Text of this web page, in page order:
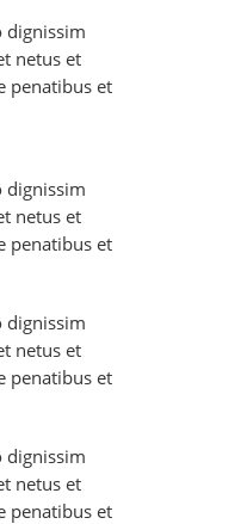
dignissim
netus et
penatibus et
dignissim
netus et
penatibus et
dignissim
netus et
penatibus et
dignissim
netus et
penatibus et